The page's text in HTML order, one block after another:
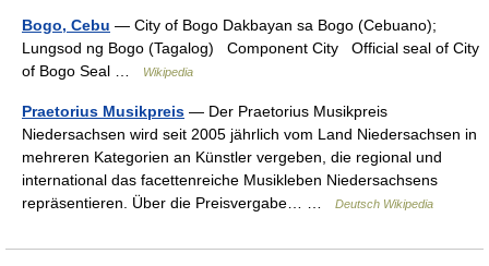
Bogo, Cebu — City of Bogo Dakbayan sa Bogo (Cebuano);
Lungsod ng Bogo (Tagalog) Component City Official seal of City
of Bogo Seal …
Wikipedia
Praetorius Musikpreis — Der Praetorius Musikpreis
Niedersachsen wird seit 2005 jährlich vom Land Niedersachsen in
mehreren Kategorien an Künstler vergeben, die regional und
international das facettenreiche Musikleben Niedersachsens
repräsentieren. Über die Preisvergabe… …
Deutsch Wikipedia